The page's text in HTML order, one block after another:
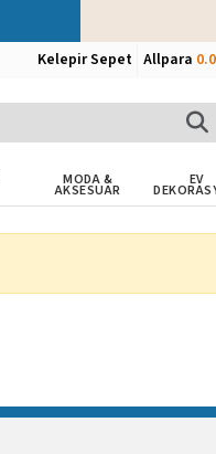
Kelepir Sepet Allpara
MODA &
AKSESUAR
EV